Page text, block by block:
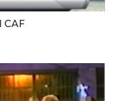
CAF